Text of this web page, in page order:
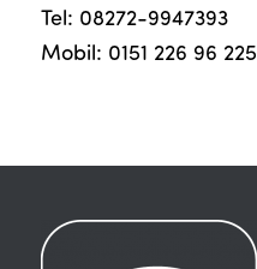
Tel: 08272-9947393‬
Mobil: 0151 226 96 225